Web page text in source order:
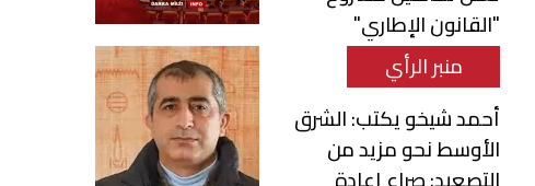
"القانون الإطاري"
منبر الرأي
أحمد شيخو يكتب: الشرق
الأوسط نحو مزيد من